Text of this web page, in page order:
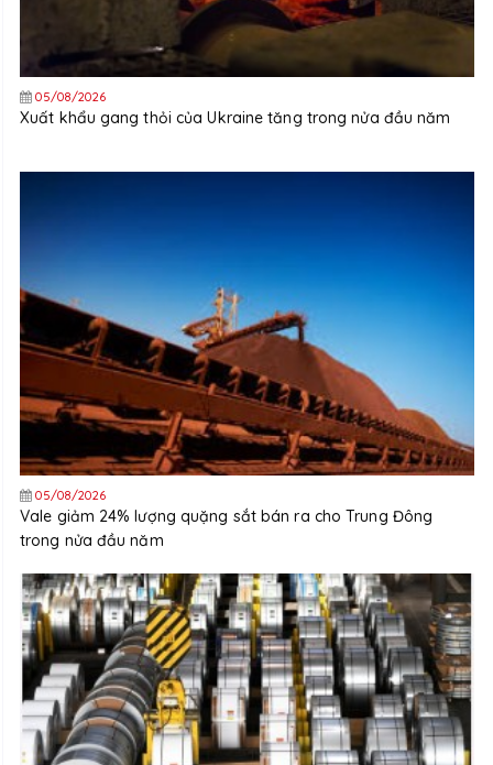
05/08/2026
Xuất khẩu gang thỏi của Ukraine tăng trong nửa đầu năm
05/08/2026
Vale giảm 24% lượng quặng sắt bán ra cho Trung Đông
trong nửa đầu năm